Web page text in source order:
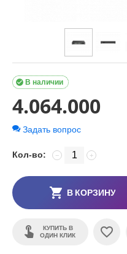
В наличии

4.064.000
Задать вопрос
Кол-во: +
−
В КОРЗИНУ
КУПИТЬ В
ОДИН КЛИК